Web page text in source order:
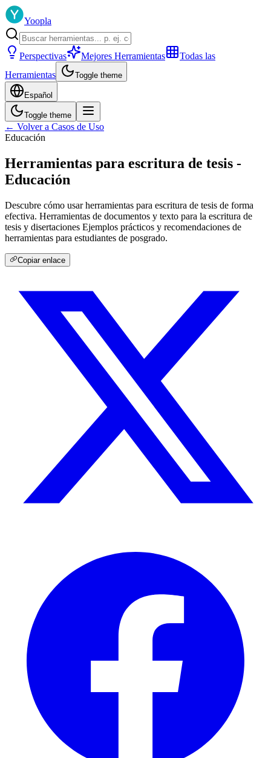
Yoopla
Perspectivas Mejores Herramientas
Todas las
Herramientas
Toggle theme
Español
Toggle theme
← Volver a Casos de Uso
Educación
Herramientas para escritura de tesis -
Educación
Descubre cómo usar herramientas para escritura de tesis de forma
efectiva. Herramientas de documentos y texto para la escritura de
tesis y disertaciones Ejemplos prácticos y recomendaciones de
herramientas para estudiantes de posgrado.
Copiar enlace